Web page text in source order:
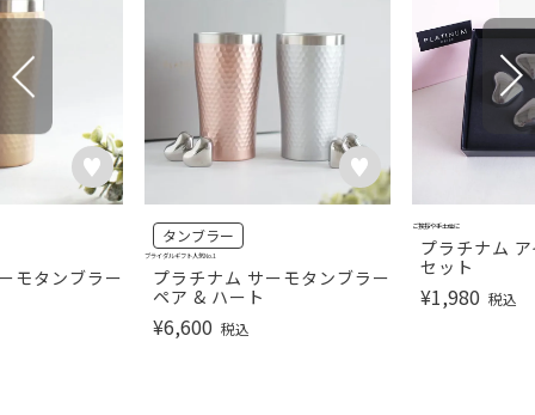
モタンブラー
プラチナム サーモタンブラー
ペア & ハート
タンブラー
¥6,600 税込
ブライダルギフト人気No.1
プラチナム
セット
¥1,980 税込
ご挨拶や手土産に